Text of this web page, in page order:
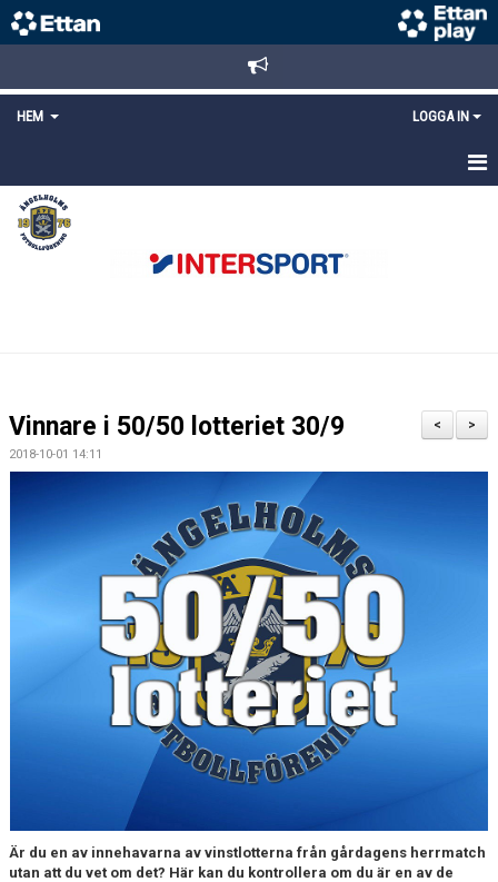
HEM LOGGA IN
STARTSIDA
NYHETER
LÄNKAR
MEDLEMS OCH TRÄNINGSAVGIFTER
>
<
Vinnare i 50/50 lotteriet 30/9
2018-10-01 14:11
Är du en av innehavarna av vinstlotterna från gårdagens herrmatch
utan att du vet om det? Här kan du kontrollera om du är en av de